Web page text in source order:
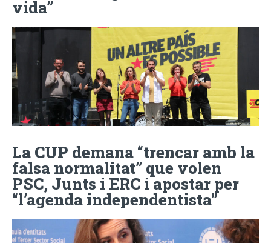
vida”
La CUP demana “trencar amb la
falsa normalitat” que volen
PSC, Junts i ERC i apostar per
“l’agenda independentista”